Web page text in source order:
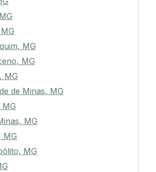
MG
MG
MG
de Minas, MG
MG
MG
MG
MG